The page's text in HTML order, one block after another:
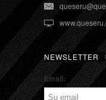
NEWSLETTER
Email: